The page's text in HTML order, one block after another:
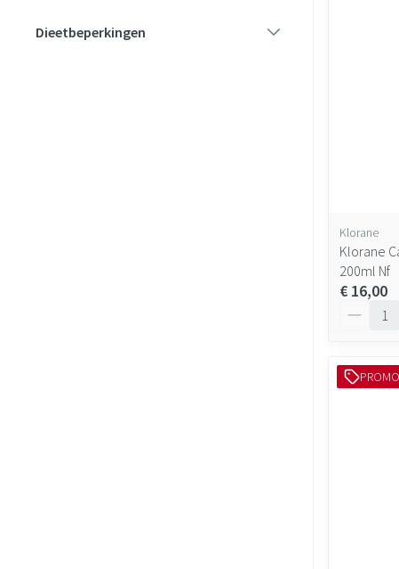
Dieetbeperkingen
Klorane
Klorane
200ml Nf
€ 16,00
PROMO